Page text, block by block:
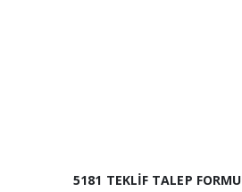
5181 TEKLIF TALEP FORMU